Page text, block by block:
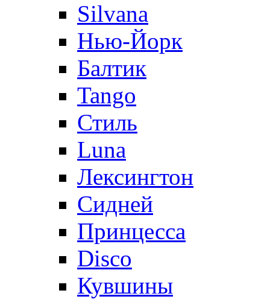
Silvana
Нью-Йорк
Балтик
Tango
Стиль
Luna
Лексингтон
Сидней
Принцесса
Disco
Кувшины